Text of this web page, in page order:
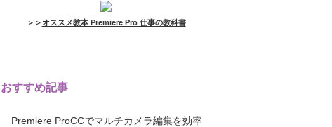
＞＞ オススメ教本 Premiere Pro 仕事の教科書
おすすめ記事
Premiere ProCCでマルチカメラ編集を効率